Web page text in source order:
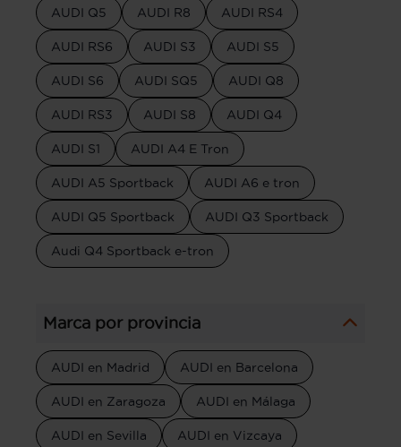
AUDI Q5 AUDI R8 AUDI RS4
AUDI RS6 AUDI S3 AUDI S5
AUDI S6 AUDI SQ5 AUDI Q8
AUDI RS3 AUDI S8 AUDI Q4
AUDI S1 AUDI A4 E Tron
AUDI A5 Sportback AUDI A6 e tron
AUDI Q5 Sportback AUDI Q3 Sportback
Audi Q4 Sportback e-tron
Marca por provincia
AUDI en Madrid AUDI en Barcelona
AUDI en Zaragoza AUDI en Málaga
AUDI en Sevilla AUDI en Vizcaya